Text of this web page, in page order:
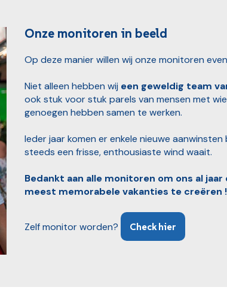
Onze monitoren in beeld
Op deze manier willen wij onze monitoren
Niet alleen hebben wij een geweldig team
ook stuk voor stuk parels van mensen met
genoegen hebben samen te werken.
Ieder jaar komen er enkele nieuwe
steeds een frisse, enthousiaste wind waait.
Bedankt aan alle monitoren om ons al
meest memorabele vakanties te creëren !
Zelf monitor worden? Check hier